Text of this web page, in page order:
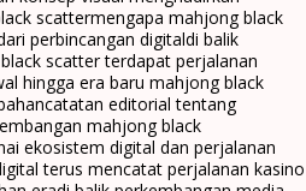
scattermengapa mahjong black
perbincangan digitaldi balik
scatter terdapat perjalanan
hingga era baru mahjong black
catatan editorial tentang
mahjong black
ekosistem digital dan perjalanan
terus mencatat perjalanan kasino